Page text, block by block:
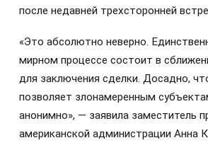
после недавней трехсторонней
«Это абсолютно неверно.
мирном процессе состоит в
для заключения сделки. Досадно,
позволяет злонамеренным
анонимно», — заявила заместитель
американской администрации Анна